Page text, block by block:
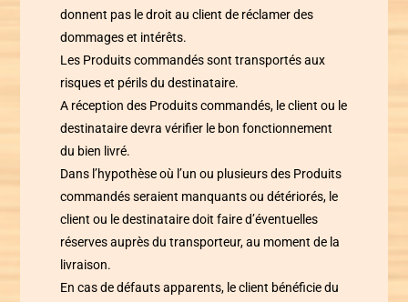
donnent pas le droit au client de réclamer des
dommages et intérêts.
Les Produits commandés sont transportés aux
risques et périls du destinataire.
A réception des Produits commandés, le client ou le
destinataire devra vérifier le bon fonctionnement
du bien livré.
Dans l’hypothèse où l’un ou plusieurs des Produits
commandés seraient manquants ou détériorés, le
client ou le destinataire doit faire d’éventuelles
réserves auprès du transporteur, au moment de la
livraison.
En cas de défauts apparents, le client bénéficie du